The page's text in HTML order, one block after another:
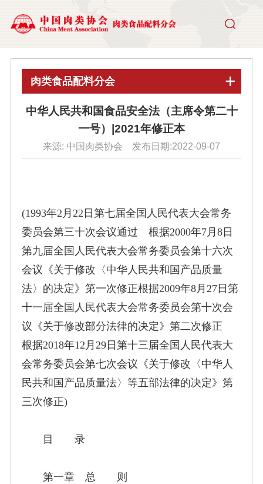
肉类食品配料分会
中华人民共和国食品安全法（主席令第二十
一号）|2021年修正本
来源: 中国肉类协会 发布日期:2022-09-07
(1993年2月22日第七届全国人民代表大会常务
委员会第三十次会议通过 根据2000年7月8日
第九届全国人民代表大会常务委员会第十六次
会议《关于修改〈中华人民共和国产品质量
法〉的决定》第一次修正根据2009年8月27日第
十一届全国人民代表大会常务委员会第十次会
议《关于修改部分法律的决定》第二次修正
根据2018年12月29日第十三届全国人民代表大
会常务委员会第七次会议《关于修改〈中华人
民共和国产品质量法〉等五部法律的决定》第
三次修正)
目 录
第一章 总 则